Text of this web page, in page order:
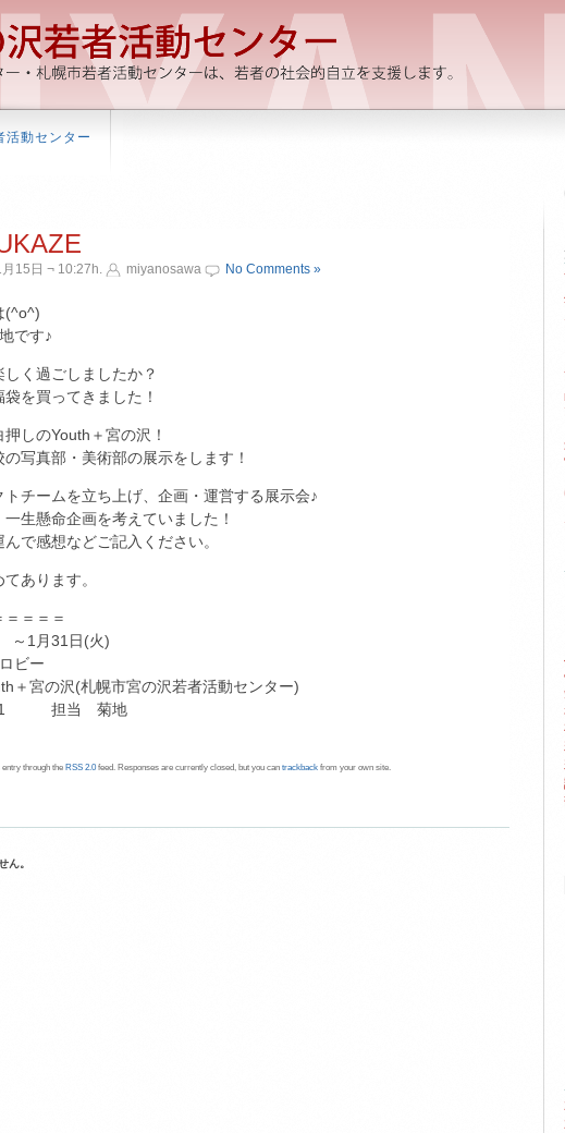
活動センター
15日 ¬ 10:27h. miyanosawa No Comments »
(^o^)
です♪
く過ごしましたか？
を買ってきました！
しのYouth＋宮の沢！
写真部・美術部の展示をします！
チームを立ち上げ、企画・運営する展示会♪
生懸命企画を考えていました！
で感想などご記入ください。
あります。
＝＝＝＝
～1月31日(火)
ビー
＋宮の沢(札幌市宮の沢若者活動センター)
担当 菊地
through the RSS 2.0 feed. Responses are currently closed, but you can trackback from your own site.
ん。